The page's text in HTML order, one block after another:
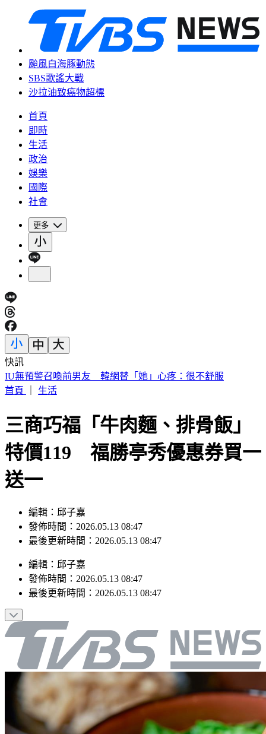
颱風白海豚動態
SBS歌謠大戰
沙拉油致癌物超標
首頁
即時
生活
政治
娛樂
國際
社會
更多
快訊
中國出入境新規將上路 陸委會曝「這類人」最危險
首頁
生活
三商巧福「牛肉麵、排骨飯」
特價119 福勝亭秀優惠券買一
送一
編輯：邱子嘉
發佈時間：2026.05.13 08:47
最後更新時間：2026.05.13 08:47
編輯 ： 邱子嘉
發佈時間： 2026.05.13 08:47
最後更新時間： 2026.05.13 08:47